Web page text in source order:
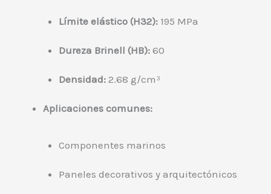
Límite elástico (H32):195 MPa
Dureza Brinell (HB):60
Densidad:2.68 g/cm³
Aplicaciones comunes:
Componentes marinos
Paneles decorativos y arquitectónicos